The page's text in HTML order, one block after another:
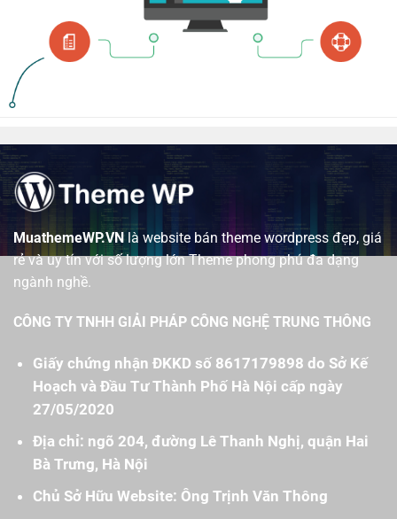
MuathemeWP.VNlà website bán theme wordpress đẹp, giá
rẻ và uy tín với số lượng lớn Theme phong phú đa dạng
ngành nghề.
CÔNG TY TNHH GIẢI PHÁP CÔNG NGHỆ TRUNG THÔNG
Giấy chứng nhận ĐKKD số 8617179898 do Sở Kế
Hoạch và Đầu Tư Thành Phố Hà Nội cấp ngày
27/05/2020
Địa chỉ: ngõ 204, đường Lê Thanh Nghị, quận Hai
Bà Trưng, Hà Nội
Chủ Sở Hữu Website: Ông Trịnh Văn Thông